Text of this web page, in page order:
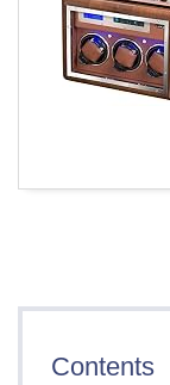
Contents